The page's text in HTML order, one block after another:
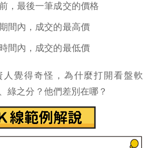
，最後一筆成交的價格
間內，成交的最高價
間內，成交的最低價
人覺得奇怪，為什麼打開看盤軟
綠之分？他們差別在哪？